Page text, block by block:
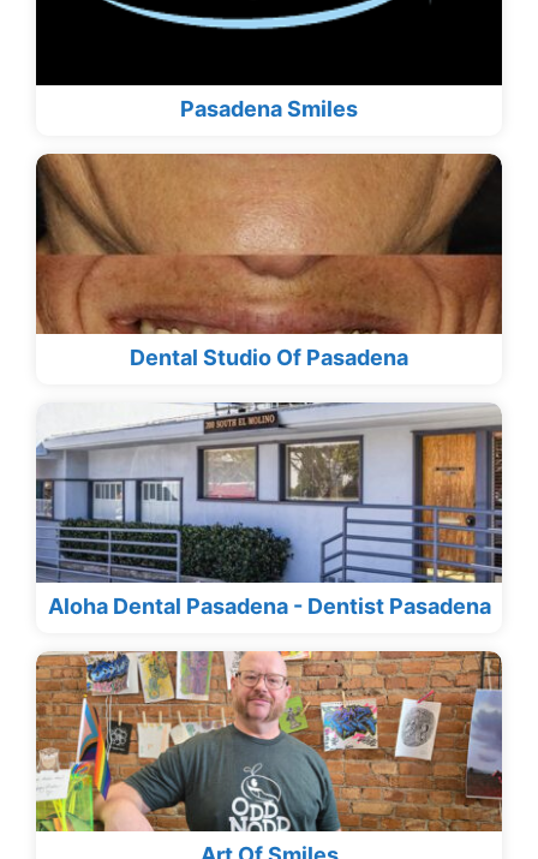
Pasadena Smiles
Dental Studio Of Pasadena
Aloha Dental Pasadena - Dentist Pasadena